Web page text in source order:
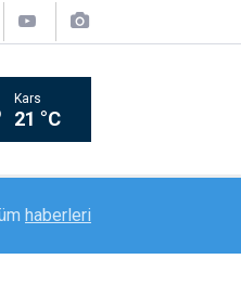
Kars
21 °C
Afal Erzincan’da coşkuyla
haberleri